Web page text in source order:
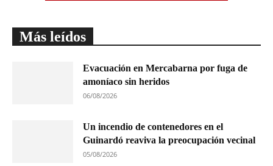
Más leídos
Evacuación en Mercabarna por fuga de
amoníaco sin heridos
06/08/2026
Un incendio de contenedores en el
Guinardó reaviva la preocupación vecinal
05/08/2026